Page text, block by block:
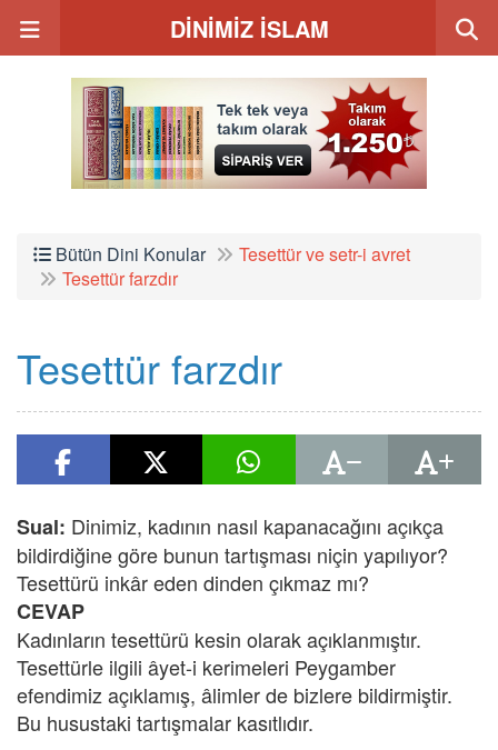
DİNİMİZ İSLAM
Bütün Dini Konular
Tesettür ve setr-i avret
Tesettür farzdır
Tesettür farzdır
Sual: Dinimiz, kadının nasıl kapanacağını açıkça
bildirdiğine göre bunun tartışması niçin yapılıyor?
Tesettürü inkâr eden dinden çıkmaz mı?
CEVAP
Kadınların tesettürü kesin olarak açıklanmıştır.
Tesettürle ilgili âyet-i kerimeleri Peygamber
efendimiz açıklamış, âlimler de bizlere bildirmiştir.
Bu husustaki tartışmalar kasıtlıdır.